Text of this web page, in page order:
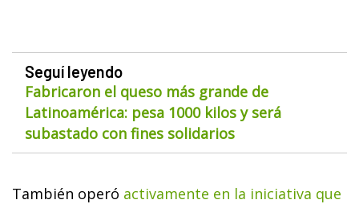
Seguí leyendo
Fabricaron el queso más grande de
Latinoamérica: pesa 1000 kilos y será
subastado con fines solidarios
También operó activamente en la iniciativa que